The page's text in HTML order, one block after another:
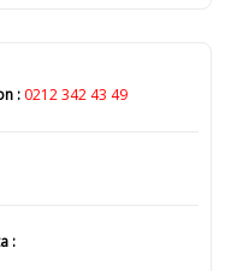
: 0212 342 43 49
: